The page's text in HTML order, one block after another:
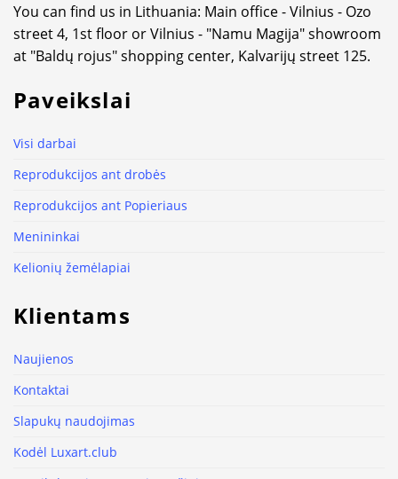
You can find us in Lithuania: Main office - Vilnius - Ozo
street 4, 1st floor or Vilnius - "Namu Magija" showroom
at "Baldų rojus" shopping center, Kalvarijų street 125.
Paveikslai
Visi darbai
Reprodukcijos ant drobės
Reprodukcijos ant Popieriaus
Menininkai
Kelionių žemėlapiai
Klientams
Naujienos
Kontaktai
Slapukų naudojimas
Kodėl Luxart.club